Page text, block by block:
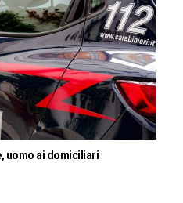
uomo ai domiciliari